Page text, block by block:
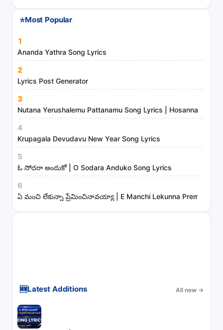
d
m
i
s
t
r
i
e
s
⭐Most Popular
1
Ananda Yathra Song Lyrics
2
Lyrics Post Generator
3
Nutana Yerushalemu Pattanamu Song Lyrics | Hosanna
4
Krupagala Devudavu New Year Song Lyrics
5
ఓ సోదరా అందుకో | O Sodara Anduko Song Lyrics
6
ఏ మంచి లేకున్నా ప్రేమించినావయ్యా | E Manchi Lekunna
🆕Latest Additions All new →